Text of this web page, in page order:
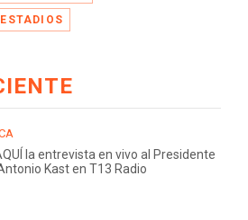
la entrevista en vivo al Presidente
Kast en T13 Radio